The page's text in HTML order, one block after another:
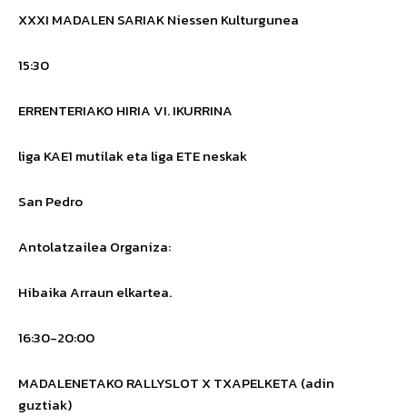
XXXI MADALEN SARIAK Niessen Kulturgunea
15:30
ERRENTERIAKO HIRIA VI. IKURRINA
liga KAE1 mutilak eta liga ETE neskak
San Pedro
Antolatzailea Organiza:
Hibaika Arraun elkartea.
16:30-20:00
MADALENETAKO RALLYSLOT X TXAPELKETA (adin
guztiak)